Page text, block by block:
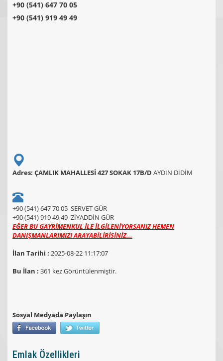
+90 (541) 647 70 05
+90 (541) 919 49 49
Adres: ÇAMLIK MAHALLESİ 427 SOKAK 17B/D AYDIN DİDİM
+90 (541) 647 70 05 SERVET GÜR
+90 (541) 919 49 49 ZİYADDİN GÜR
EĞER BU GAYRİMENKUL İLE İLGİLENİYORSANIZ HEMEN
DANIŞMANLARIMIZI ARAYABİLİRİSİNİZ...
İlan Tarihi : 2025-08-22 11:17:07
Bu İlan : 361 kez Görüntülenmiştir.
Sosyal Medyada Paylaşın
Emlak Özellikleri